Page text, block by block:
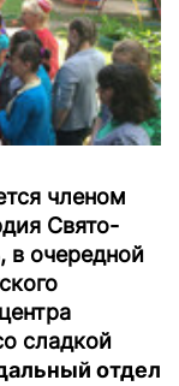
членом
Свято-
в очередной
сладкой
отдел